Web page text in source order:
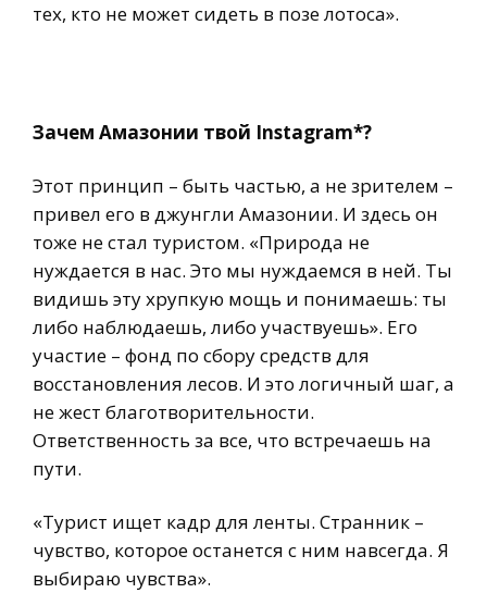
тех, кто не может сидеть в позе лотоса».
Зачем Амазонии твой Instagram*?
Этот принцип – быть частью, а не зрителем –
привел его в джунгли Амазонии. И здесь он
тоже не стал туристом. «Природа не
нуждается в нас. Это мы нуждаемся в ней. Ты
видишь эту хрупкую мощь и понимаешь: ты
либо наблюдаешь, либо участвуешь». Его
участие – фонд по сбору средств для
восстановления лесов. И это логичный шаг, а
не жест благотворительности.
Ответственность за все, что встречаешь на
пути.
«Турист ищет кадр для ленты. Странник –
чувство, которое останется с ним навсегда. Я
выбираю чувства».